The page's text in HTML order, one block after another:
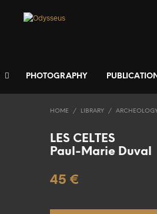
PHOTOGRAPHY
HOME / LIBRARY /
LES CELTES
Paul-Marie Duval
45 €